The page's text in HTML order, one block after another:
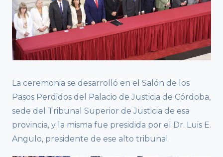
La ceremonia se desarrolló en el Salón de los
Pasos Perdidos del Palacio de Justicia de Córdoba,
sede del Tribunal Superior de Justicia de esa
provincia, y la misma fue presidida por el Dr. Luis E.
Angulo, presidente de ese alto tribunal.